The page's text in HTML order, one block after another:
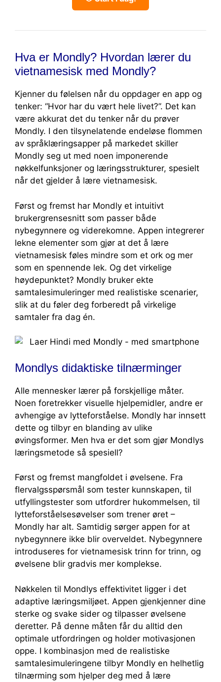
Hva er Mondly? Hvordan lærer du
vietnamesisk med Mondly?
Kjenner du følelsen når du oppdager en app og
tenker: “Hvor har du vært hele livet?”. Det kan
være akkurat det du tenker når du prøver
Mondly. I den tilsynelatende endeløse flommen
av språklæringsapper på markedet skiller
Mondly seg ut med noen imponerende
nøkkelfunksjoner og læringsstrukturer, spesielt
når det gjelder å lære vietnamesisk.
Først og fremst har Mondly et intuitivt
brukergrensesnitt som passer både
nybegynnere og viderekomne. Appen integrerer
lekne elementer som gjør at det å lære
vietnamesisk føles mindre som et ork og mer
som en spennende lek. Og det virkelige
høydepunktet? Mondly bruker ekte
samtalesimuleringer med realistiske scenarier,
slik at du føler deg forberedt på virkelige
samtaler fra dag én.
Mondlys didaktiske tilnærminger
Alle mennesker lærer på forskjellige måter.
Noen foretrekker visuelle hjelpemidler, andre er
avhengige av lytteforståelse. Mondly har innsett
dette og tilbyr en blanding av ulike
øvingsformer. Men hva er det som gjør Mondlys
læringsmetode så spesiell?
Først og fremst mangfoldet i øvelsene. Fra
flervalgsspørsmål som tester kunnskapen, til
utfyllingstester som utfordrer hukommelsen, til
lytteforståelsesøvelser som trener øret –
Mondly har alt. Samtidig sørger appen for at
nybegynnere ikke blir overveldet. Nybegynnere
introduseres for vietnamesisk trinn for trinn, og
øvelsene blir gradvis mer komplekse.
Nøkkelen til Mondlys effektivitet ligger i det
adaptive læringsmiljøet. Appen gjenkjenner dine
sterke og svake sider og tilpasser øvelsene
deretter. På denne måten får du alltid den
optimale utfordringen og holder motivasjonen
oppe. I kombinasjon med de realistiske
samtalesimuleringene tilbyr Mondly en helhetlig
tilnærming som hjelper deg med å lære